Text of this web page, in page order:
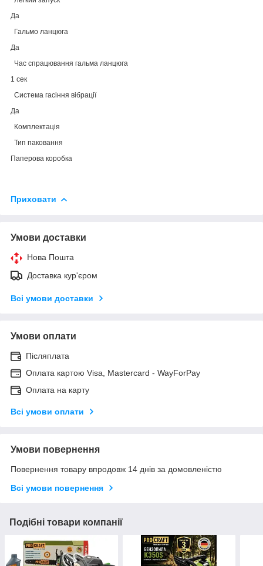
Да
Гальмо ланцюга
Да
Час спрацювання гальма ланцюга
1 сек
Система гасіння вібрації
Да
Комплектація
Тип паковання
Паперова коробка
Приховати
Умови доставки
Нова Пошта
Доставка кур'єром
Всі умови доставки
Умови оплати
Післяплата
Оплата картою Visa, Mastercard - WayForPay
Оплата на карту
Всі умови оплати
Умови повернення
Повернення товару впродовж 14 днів за домовленістю
Всі умови повернення
Подібні товари компанії